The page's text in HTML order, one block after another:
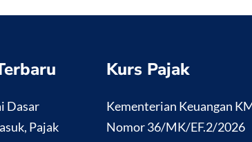
Dasar
Pajak
Kurs Pajak
Kementerian Keuangan
Nomor 36/MK/EF.2/2026